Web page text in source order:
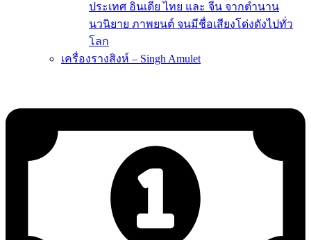
ประเทศ อินเดีย ไทย และ จีน จากตำนาน
นวนิยาย ภาพยนต์ จนมีชื่อเสียงโด่งดังไปทั่ว
โลก
เครื่องรางสิงห์ – Singh Amulet